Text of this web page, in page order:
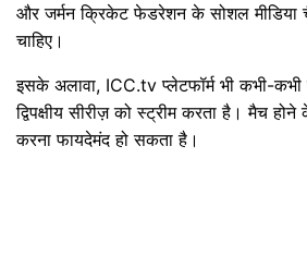
और जर्मन क्रिकेट फेडरेशन के सोशल मीडिया
चाहिए।
इसके अलावा, ICC.tv प्लेटफॉर्म भी कभी-कभी
द्विपक्षीय सीरीज़ को स्ट्रीम करता है। मैच
करना फायदेमंद हो सकता है।